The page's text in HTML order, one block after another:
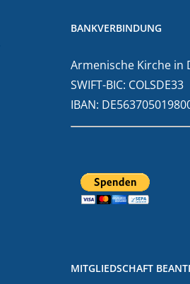
BANKVERBINDUNG
Armenische Kirche in
SWIFT-BIC: COLSDE33
IBAN:
MITGLIEDSCHAFT